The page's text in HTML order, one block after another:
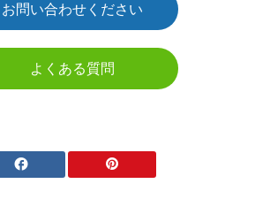
お問い合わせください
よくある質問